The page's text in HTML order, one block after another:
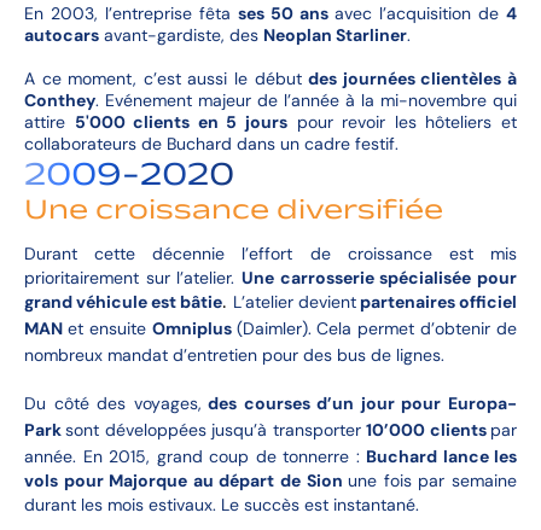
En 2003, l’entreprise fêta ses 50 ans avec l’acquisition de 4
autocars avant-gardiste, des Neoplan Starliner.
A ce moment, c’est aussi le débutdes journées clientèles à
Conthey. Evénement majeur de l’année à la mi-novembre qui
attire 5'000 clients en 5 jours pour revoir les hôteliers et
collaborateurs de Buchard dans un cadre festif.
2009-2020
Une croissance diversifiée
Durant cette décennie l’effort de croissance est mis
prioritairement sur l’atelier. Une carrosserie spécialisée pour
grand véhicule est bâtie. L’atelier devient partenaires officiel
MAN et ensuite Omniplus (Daimler). Cela permet d’obtenir de
nombreux mandat d’entretien pour des bus de lignes.
Du côté des voyages, des courses d’un jour pour Europa-
Parksont développées jusqu’à transporter10’000 clients par
année. En 2015, grand coup de tonnerre : Buchard lance les
vols pour Majorque au départ de Sionune fois par semaine
durant les mois estivaux. Le succès est instantané.